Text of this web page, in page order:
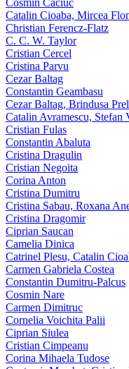
Cosmin Caciuc
Catalin Cioaba, Mircea
Christian Ferencz-Flatz
C. C. W. Taylor
Cristian Cercel
Cristina Parvu
Cezar Baltag
Constantin Geambasu
Cezar Baltag, Brindusa
Catalin Avramescu, Stefan
Cristian Fulas
Constantin Abaluta
Cristina Dragulin
Cristian Negoita
Corina Anton
Cristina Dumitru
Cristina Sabau, Roxana
Cristina Dragomir
Ciprian Saucan
Camelia Dinica
Catrinel Plesu, Catalin
Carmen Gabriela Costea
Constantin Dumitru-Palcus
Cosmin Nare
Carmen Dimitruc
Cornelia Voichita Palii
Ciprian Siulea
Cristian Cimpeanu
Corina Mihaela Tudose